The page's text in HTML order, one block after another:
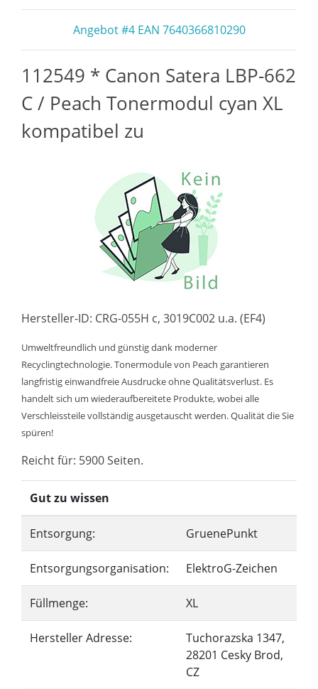
Angebot #4 EAN 7640366810290
112549 * Canon Satera LBP-662
C / Peach Tonermodul cyan XL
kompatibel zu
Hersteller-ID: CRG-055H c, 3019C002 u.a. (EF4)
Umweltfreundlich und günstig dank moderner
Recyclingtechnologie. Tonermodule von Peach garantieren
langfristig einwandfreie Ausdrucke ohne Qualitätsverlust. Es
handelt sich um wiederaufbereitete Produkte, wobei alle
Verschleissteile vollständig ausgetauscht werden. Qualität die Sie
spüren!
Reicht für: 5900 Seiten.
Gut zu wissen
Entsorgung: GruenePunkt
Entsorgungsorganisation: ElektroG-Zeichen
Füllmenge: XL
Hersteller Adresse:
Tuchorazska 1347,
28201 Cesky Brod,
CZ